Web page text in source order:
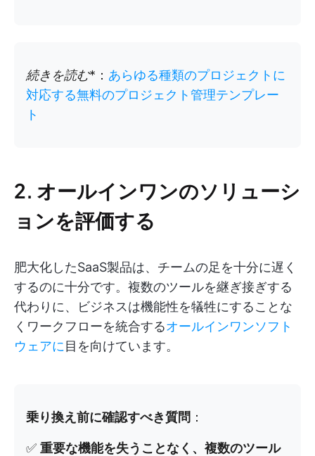
続きを読む*： あらゆる種類のプロジェクトに
対応する無料のプロジェクト管理テンプレー
ト
2. オールインワンのソリューシ
ョンを評価する
肥大化したSaaS製品は、チームの足を十分に遅く
するのに十分です。複数のツールを継ぎ接ぎする
代わりに、ビジネスは機能性を犠牲にすることな
くワークフローを統合するオールインワンソフト
ウェアに目を向けています。
乗り換え前に確認すべき質問 ：
✅ 重要な機能を失うことなく、複数のツール